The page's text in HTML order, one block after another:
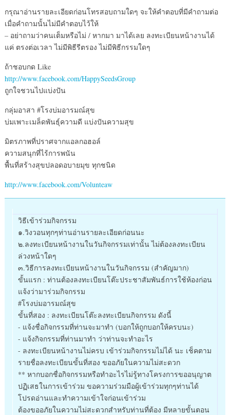
กรุณาอ่านรายละเอียดก่อนโทรสอบถามใดๆ จะให้คำตอบที่มีคำถามต่อ
เมื่อคำถามนั้นไม่มีคำตอบไว้ให้
– อย่าถามว่าคนเต็มหรือไม่ / หากมา มาได้เลย ลงทะเบียนหน้างานได้
แค่ ตรงต่อเวลา ไม่มีพิธีรีตรอง ไม่มีพิธีกรรมใดๆ
ถ้าชอบกด Like
http://www.facebook.com/HappySeedsGroup
ถูกใจชวนไปแบ่งปัน
กลุ่มอาสา #โรงบ่มอารมณ์สุข
บ่มเพาะเมล็ดพันธุ์ความดี แบ่งปันความสุข
มิตรภาพที่ปราศจากแอลกอฮอล์
ความสนุกที่ไร้การพนัน
พื้นที่สร้างสุขปลอดอบายมุข ทุกชนิด
http://www.facebook.com/Volunteaw
วิธีเข้าร่วมกิจกรรม
๑.วิงวอนทุกๆท่านอ่านรายละเอียดก่อนนะ
๒.ลงทะเบียนหน้างานในวันกิจกรรมเท่านั้น ไม่ต้องลงทะเบียน
ล่วงหน้าใดๆ
๓.วิธีการลงทะเบียนหน้างานในวันกิจกรรม (สำคัญมาก)
ขั้นแรก : ท่านต้องลงทะเบียนโต๊ะประชาสัมพันธ์การใช้ห้องก่อน
แจ้งว่ามาร่วมกิจกรรม
#โรงบ่มอารมณ์สุข
ขั้นที่สอง : ลงทะเบียนโต๊ะลงทะเบียนกิจกรรม ดังนี้
- แจ้งชื่อกิจกรรมที่ท่านจะมาทำ (บอกให้ถูกบอกให้ครบนะ)
- แจ้งกิจกรรมที่ท่านมาทำ ว่าท่านจะทำอะไร
- ลงทะเบียนหน้างานไม่ครบ เข้าร่วมกิจกรรมไม่ได้ นะ เช็คตาม
รายชื่อลงทะเบียนขั้นที่สอง ขออภัยในความไม่สะดวก
** หากบอกชื่อกิจกรรมหรือทำอะไรไม่รู้ทางโครงการขออนุญาต
ปฏิเสธในการเข้าร่วม ขอความร่วมมือผู้เข้าร่วมทุกๆท่านได้
โปรดอ่านและทำความเข้าใจก่อนเข้าร่วม
ต้องขออภัยในความไม่สะดวกสำหรับท่านที่ต้อง มีหลายขั้นตอน